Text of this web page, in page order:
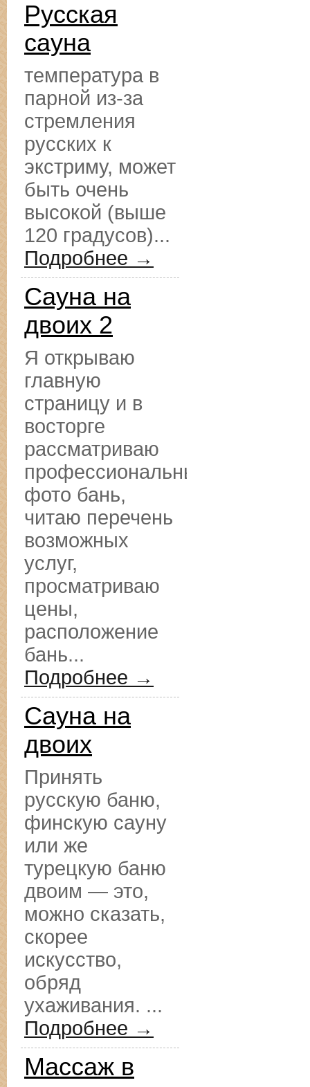
Русская
сауна
температура в
парной из-за
стремления
русских к
экстриму, может
быть очень
высокой (выше
120 градусов)...
Подробнее →
Сауна на
двоих 2
Я открываю
главную
страницу и в
восторге
рассматриваю
профессиональные
фото бань,
читаю перечень
возможных
услуг,
просматриваю
цены,
расположение
бань...
Подробнее →
Сауна на
двоих
Принять
русскую баню,
финскую сауну
или же
турецкую баню
двоим — это,
можно сказать,
скорее
искусство,
обряд
ухаживания. ...
Подробнее →
Массаж в